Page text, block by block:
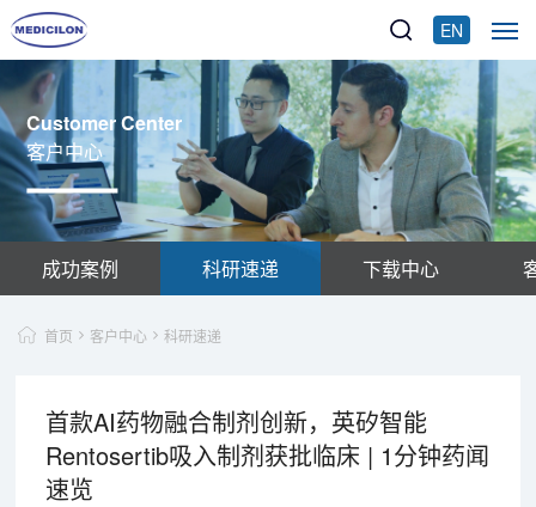
EN
Customer Center
客户中心
成功案例 科研速递 下载中心
首页 客户中心 科研速递
首款AI药物融合制剂创新，英矽智能
Rentosertib吸入制剂获批临床 | 1分钟药闻
速览